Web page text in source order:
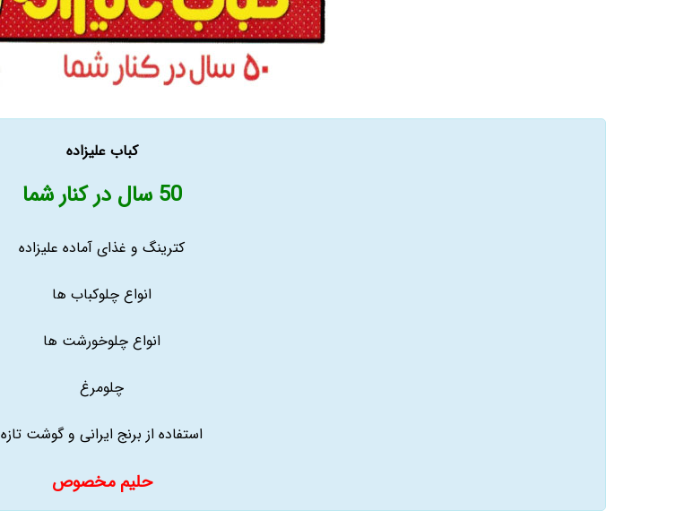
کباب علیزاده
50 سال در کنار شما
کترینگ و غذای آماده علیزاده
انواع چلوکباب ها
انواع چلوخورشت ها
چلومرغ
استفاده از برنج ایرانی و گوشت تازه
حلیم مخصوص